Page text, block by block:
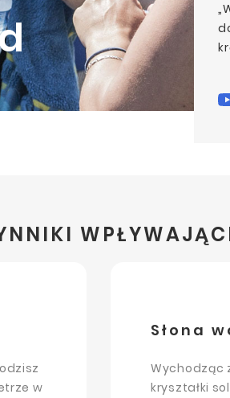
w
Słona
Wychodząc
kryształki